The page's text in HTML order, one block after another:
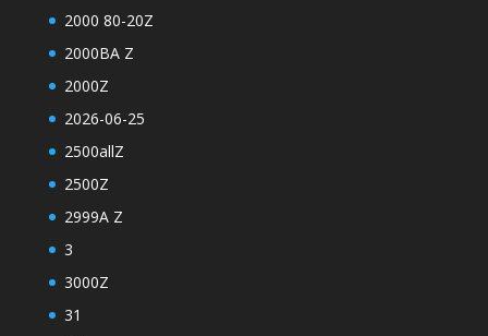
2000 80-20Z
2000BA Z
2000Z
2026-06-25
2500allZ
2500Z
2999A Z
3
3000Z
31